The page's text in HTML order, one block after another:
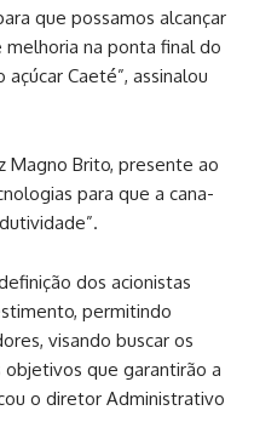
que possamos alcançar
na ponta final do
Caeté”, assinalou
Magno Brito, presente ao
para que a cana-
dos acionistas
permitindo
visando buscar os
que garantirão a
o diretor Administrativo